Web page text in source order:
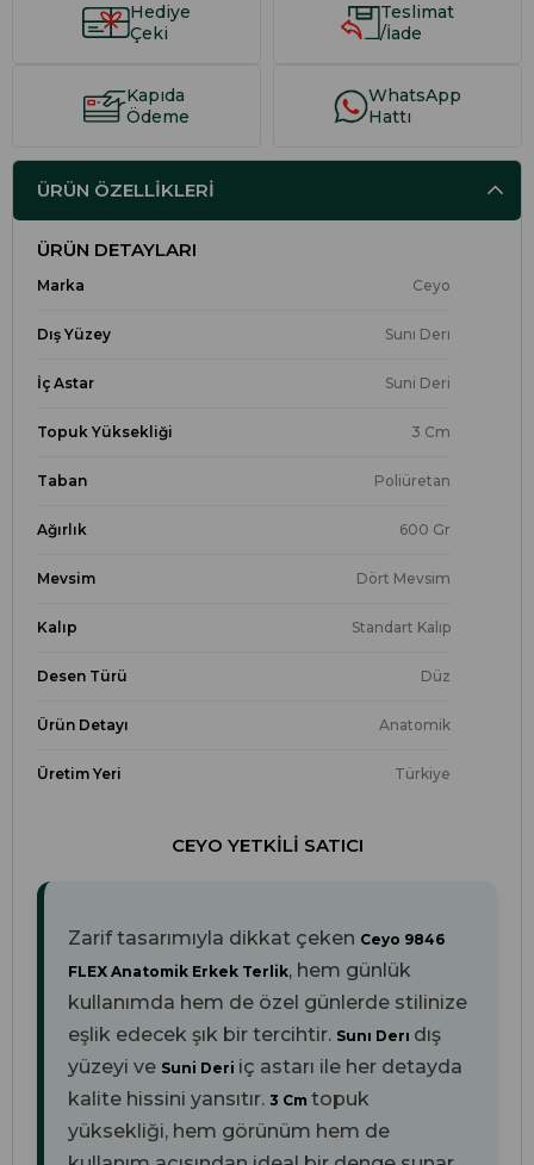
Hediye
Çeki
Teslimat
/İade
Kapıda
Ödeme
WhatsApp
Hattı
ÜRÜN ÖZELLIKLERI
ÜRÜN DETAYLARI
Marka Ceyo
Dış Yüzey Sunı Derı
İç Astar Suni Deri
Topuk Yüksekliği 3 Cm
Taban Poliüretan
Ağırlık 600 Gr
Mevsim Dört Mevsim
Kalıp Standart Kalıp
Desen Türü Düz
Ürün Detayı Anatomik
Üretim Yeri Türkiye
CEYO YETKILI SATICI
Zarif tasarımıyla dikkat çeken Ceyo 9846
FLEX Anatomik Erkek Terlik, hem günlük
kullanımda hem de özel günlerde stilinize
eşlik edecek şık bir tercihtir. Sunı Derı dış
yüzeyi ve Suni Deri iç astarı ile her detayda
kalite hissini yansıtır. 3 Cm topuk
yüksekliği, hem görünüm hem de